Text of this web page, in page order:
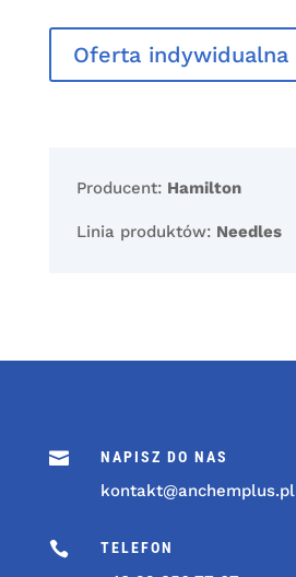
Oferta indywidualna
Producent: Hamilton
Linia produktów: Needles
 NAPISZ DO NAS
kontakt@anchemplus.pl
 TELEFON